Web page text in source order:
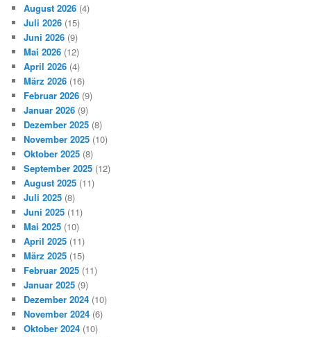
August 2026 (4)
Juli 2026 (15)
Juni 2026 (9)
Mai 2026 (12)
April 2026 (4)
März 2026 (16)
Februar 2026 (9)
Januar 2026 (9)
Dezember 2025 (8)
November 2025 (10)
Oktober 2025 (8)
September 2025 (12)
August 2025 (11)
Juli 2025 (8)
Juni 2025 (11)
Mai 2025 (10)
April 2025 (11)
März 2025 (15)
Februar 2025 (11)
Januar 2025 (9)
Dezember 2024 (10)
November 2024 (6)
Oktober 2024 (10)